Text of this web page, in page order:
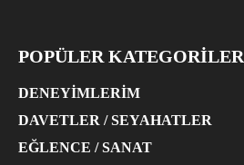
POPÜLER KATEGORİLER
DENEYIMLERIM
DAVETLER / SEYAHATLER
EĞLENCE / SANAT